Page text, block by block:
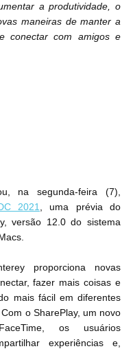
a produtividade, o
maneiras de manter a
conectar com amigos e
na segunda-feira (7),
2021
, uma prévia do
versão 12.0 do sistema
proporciona novas
fazer mais coisas e
mais fácil em diferentes
o SharePlay, um novo
os usuários
experiências e,